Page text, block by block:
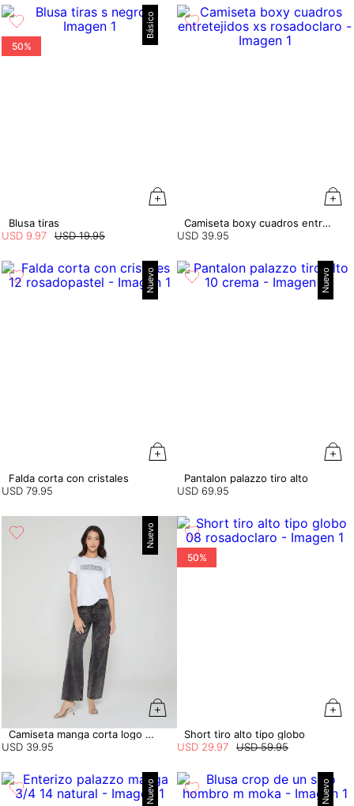
Básico
50%
Blusa tiras
USD 19.95
USD 9 97
Camiseta boxy cuadros entretejidos
USD 39.95
Nuevo
Falda corta con cristales
USD 79.95
Nuevo
Pantalon palazzo tiro alto
USD 69.95
Nuevo
Camiseta manga corta logo studiof
USD 39.95
50%
Short tiro alto tipo globo
USD 59.95
USD 29 97
Nuevo Nuevo